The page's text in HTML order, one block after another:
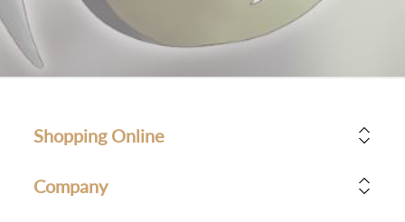
Shopping Online
Company